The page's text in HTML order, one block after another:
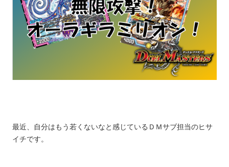
最近、自分はもう若くないなと感じているＤＭサブ担当のヒサ
イチです。